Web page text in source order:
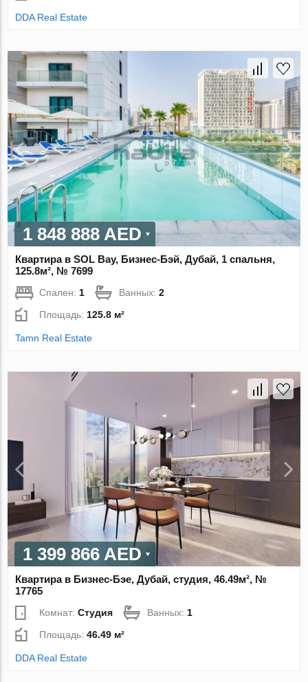
DDA Real Estate
1 848 888 AED
Квартира в SOL Bay, Бизнес-Бэй, Дубай, 1 спальня,
125.8м², № 7699
Спален: 1 Ванных:2
Площадь: 125.8 м²
Tamn Real Estate
1 399 866 AED
Квартира в Бизнес-Бэе, Дубай, студия, 46.49м², №
17765
Комнат:Студия Ванных:1
Площадь:46.49 м²
DDA Real Estate